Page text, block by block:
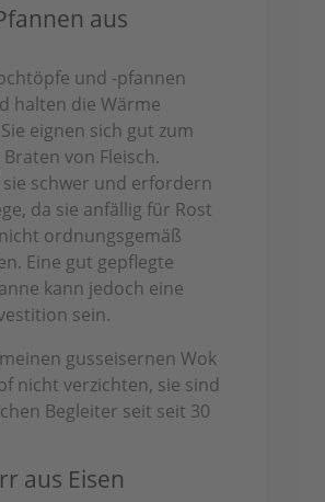
aus
und -pfannen
halten die Wärme
eignen sich gut zum
von Fleisch.
schwer und erfordern
da sie anfällig für Rost
ordnungsgemäß
Eine gut gepflegte
kann jedoch eine
sein.
gusseisernen Wok
nicht verzichten, sie sind
Begleiter seit seit 30
aus Eisen